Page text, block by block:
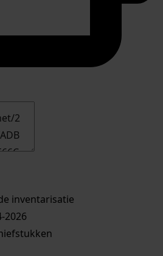
inventarisatie
2026